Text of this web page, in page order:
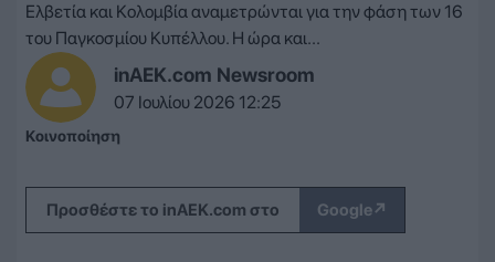
inAEK.com Newsroom
07 Ιουλίου 2026 12:25
Ελβετία και Κολομβία αναμετρώνται για την φάση των 16
του Παγκοσμίου Κυπέλλου. Η ώρα και...
Κοινοποίηση
Προσθέστε το inAEK.com στο Google↗